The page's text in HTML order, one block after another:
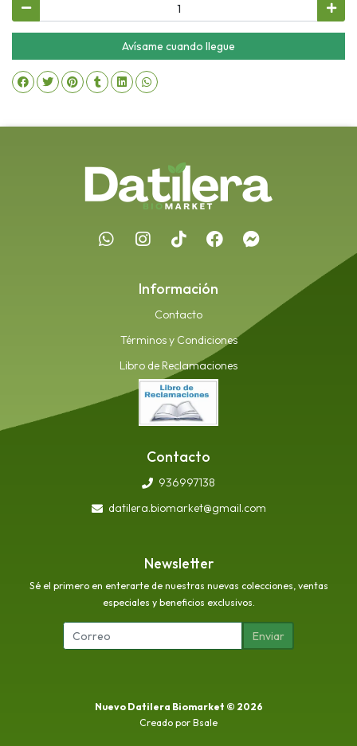
Avísame cuando llegue
Información
Contacto
Términos y Condiciones
Libro de Reclamaciones
Contacto
936997138
datilera.biomarket@gmail.com
Newsletter
Sé el primero en enterarte de nuestras nuevas colecciones, ventas
especiales y beneficios exclusivos.
Enviar
Nuevo Datilera Biomarket © 2026
Creado por Bsale